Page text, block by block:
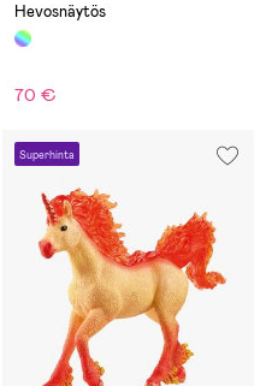
Hevosnäytös
70 €
Superhinta